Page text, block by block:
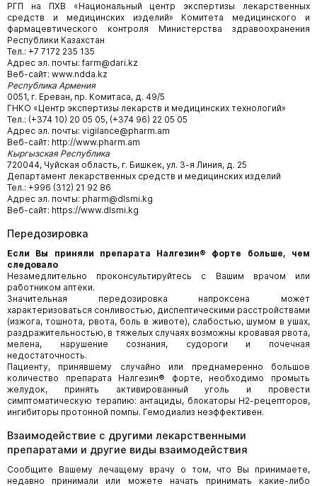
РГП на ПХВ «Национальный центр экспертизы лекарственных
средств и медицинских изделий» Комитета медицинского и
фармацевтического контроля Министерства здравоохранения
Республики Казахстан
Тел.: +7 7172 235 135
Адрес эл. почты: farm@dari.kz
Веб-сайт: www.ndda.kz
Республика Армения
0051, г. Ереван, пр. Комитаса, д. 49/5
ГНКО «Центр экспертизы лекарств и медицинских технологий»
Тел.: (+374 10) 20 05 05, (+374 96) 22 05 05
Адрес эл. почты: vigilance@pharm.am
Веб-сайт: http://www.pharm.am
Кыргызская Республика
720044, Чуйская область, г. Бишкек, ул. 3-я Линия, д. 25
Департамент лекарственных средств и медицинских изделий
Тел.: +996 (312) 21 92 86
Адрес эл. почты: pharm@dlsmi.kg
Веб-сайт: https://www.dlsmi.kg
Передозировка
Если Вы приняли препарата Налгезин® форте больше, чем
следовало
Незамедлительно проконсультируйтесь с Вашим врачом или
работником аптеки.
Значительная передозировка напроксена может
характеризоваться сонливостью, диспептическими расстройствами
(изжога, тошнота, рвота, боль в животе), слабостью, шумом в ушах,
раздражительностью, в тяжелых случаях возможны кровавая рвота,
мелена, нарушение сознания, судороги и почечная
недостаточность.
Пациенту, принявшему случайно или преднамеренно большое
количество препарата Налгезин® форте, необходимо промыть
желудок, принять активированный уголь и провести
симптоматическую терапию: антациды, блокаторы Н2-рецепторов,
ингибиторы протонной помпы. Гемодиализ неэффективен.
Взаимодействие с другими лекарственными
препаратами и другие виды взаимодействия
Сообщите Вашему лечащему врачу о том, что Вы принимаете,
недавно принимали или можете начать принимать какие-либо